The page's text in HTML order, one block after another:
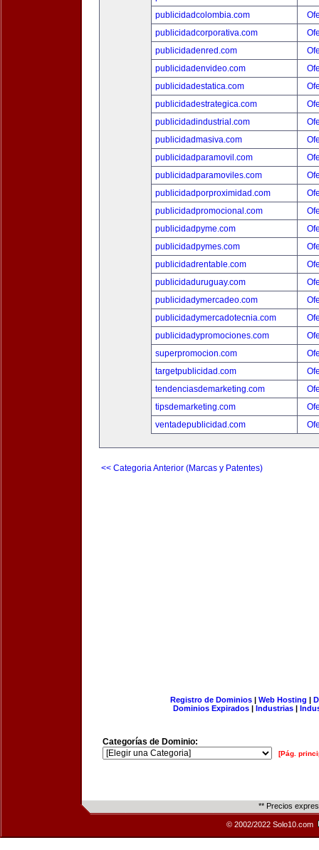
publicidadcolombia.com
publicidadcorporativa.com
publicidadenred.com
publicidadenvideo.com
publicidadestatica.com
publicidadestrategica.com
publicidadindustrial.com
publicidadmasiva.com
publicidadparamovil.com
publicidadparamoviles.com
publicidadporproximidad.com
publicidadpromocional.com
publicidadpyme.com
publicidadpymes.com
publicidadrentable.com
publicidaduruguay.com
publicidadymercadeo.com
publicidadymercadotecnia.com
publicidadypromociones.com
superpromocion.com
targetpublicidad.com
tendenciasdemarketing.com
tipsdemarketing.com
ventadepublicidad.com
<< Categoria Anterior (Marcas y Patentes)
Registro de Dominios| Web Hosting |
Dominios Expirados | Industrias |
Categorías de Dominio:
[Pág.
** Precios
© 2002/2022 Solo10.com